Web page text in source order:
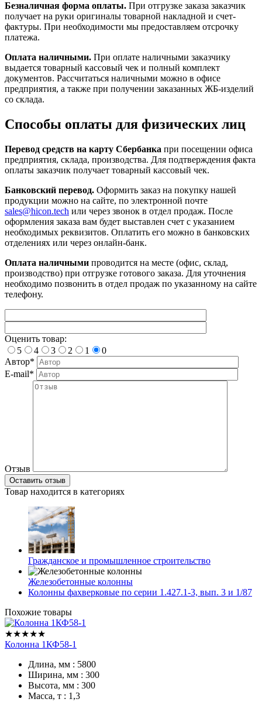
Безналичная форма оплаты. При отгрузке заказа заказчик
получает на руки оригиналы товарной накладной и счет-
фактуры. При необходимости мы предоставляем отсрочку
платежа.
Оплата наличными. При оплате наличными заказчику
выдается товарный кассовый чек и полный комплект
документов. Рассчитаться наличными можно в офисе
предприятия, а также при получении заказанных ЖБ-изделий
со склада.
Способы оплаты для физических лиц
Перевод средств на карту Сбербанка при посещении офиса
предприятия, склада, производства. Для подтверждения факта
оплаты заказчик получает товарный кассовый чек.
Банковский перевод. Оформить заказ на покупку нашей
продукции можно на сайте, по электронной почте
sales@hicon.tech или через звонок в отдел продаж. После
оформления заказа вам будет выставлен счет с указанием
необходимых реквизитов. Оплатить его можно в банковских
отделениях или через онлайн-банк.
Оплата наличными проводится на месте (офис, склад,
производство) при отгрузке готового заказа. Для уточнения
необходимо позвонить в отдел продаж по указанному на сайте
телефону.
Оценить товар:
5
4 3 2 1
0
Автор*
E-mail*
Отзыв
Товар находится в категориях
Гражданское и промышленное строительство
Железобетонные колонны
Колонны фахверковые по серии 1.427.1-3, вып. 3 и 1/87
Похожие товары
★★★★★
Колонна 1КФ58-1
Длина, мм : 5800
Ширина, мм : 300
Высота, мм : 300
Масса, т : 1,3